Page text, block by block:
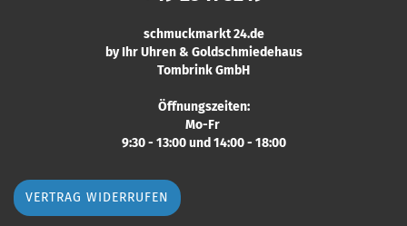
schmuckmarkt 24.de
by Ihr Uhren & Goldschmiedehaus
Tombrink GmbH
Öffnungszeiten:
Mo-Fr
9:30 - 13:00 und 14:00 - 18:00
VERTRAG WIDERRUFEN